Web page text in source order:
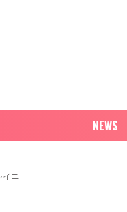
NEWS
ONLINE
イニ